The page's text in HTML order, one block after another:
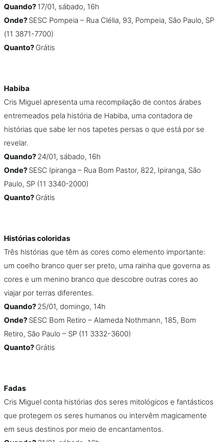
Quando? 17/01, sábado, 16h
Onde? SESC Pompeia – Rua Clélia, 93, Pompeia, São Paulo, SP
(11 3871-7700)
Quanto? Grátis
Habiba
Cris Miguel apresenta uma recompilação de contos árabes
entremeados pela história de Habiba, uma contadora de
histórias que sabe ler nos tapetes persas o que está por se
revelar.
Quando? 24/01, sábado, 16h
Onde? SESC Ipiranga – Rua Bom Pastor, 822, Ipiranga, São
Paulo, SP (11 3340-2000)
Quanto? Grátis
Histórias coloridas
Três histórias que têm as cores como elemento importante:
um coelho branco quer ser preto, uma rainha que governa as
cores e um menino branco que descobre outras cores ao
viajar por terras diferentes.
Quando? 25/01, domingo, 14h
Onde? SESC Bom Retiro – Alameda Nothmann, 185, Bom
Retiro, São Paulo – SP (11 3332-3600)
Quanto? Grátis
Fadas
Cris Miguel conta histórias dos seres mitológicos e fantásticos
que protegem os seres humanos ou intervêm magicamente
em seus destinos por meio de encantamentos.